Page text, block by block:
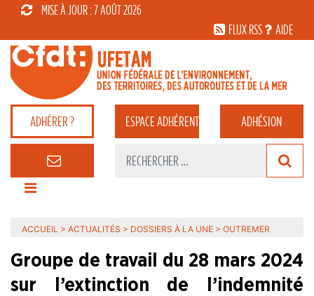
MISE À JOUR : 7 AOÛT 2026
FLUX RSS
AIDE
ADHÉRER ? ESPACEADHÉRENT ADHÉSION
ACCUEIL > ACTUALITÉS > DOSSIERS À LA UNE > OUTREMER
Groupe de travail du 28 mars 2024
sur l’extinction de l’indemnité